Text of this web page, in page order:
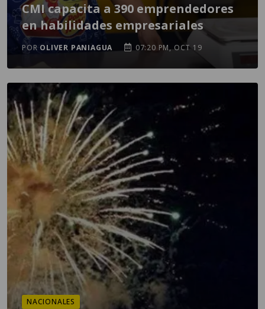
CMI capacita a 390 emprendedores
en habilidades empresariales
POR OLIVER PANIAGUA 07:20 PM, OCT 19
NACIONALES